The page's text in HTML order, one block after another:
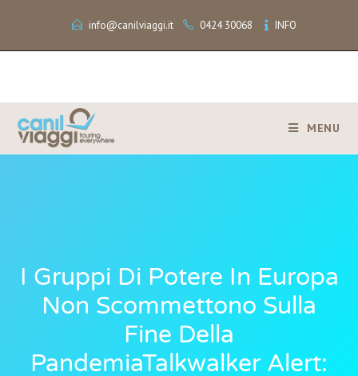
info@canilviaggi.it 0424 30068 INFO
MENU
I Gruppi Di Potere In Europa
Non Scommettono Sulla
Fine Della
PandemiaTalkwalker Alert: